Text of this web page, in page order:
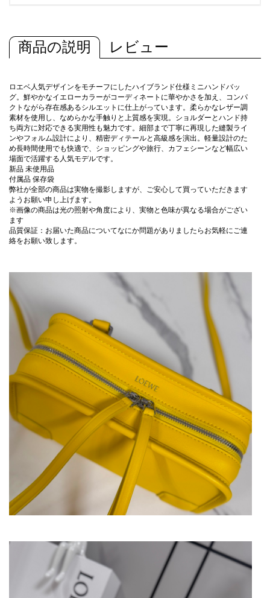
商品の説明 レビュー
ロエベ人気デザインをモチーフにしたハイブランド仕様ミニハンドバッ
グ。鮮やかなイエローカラーがコーディネートに華やかさを加え、コンパ
クトながら存在感あるシルエットに仕上がっています。柔らかなレザー調
素材を使用し、なめらかな手触りと上質感を実現。ショルダーとハンド持
ち両方に対応できる実用性も魅力です。細部まで丁寧に再現した縫製ライ
ンやフォルム設計により、精密ディテールと高級感を演出。軽量設計のた
め長時間使用でも快適で、ショッピングや旅行、カフェシーンなど幅広い
場面で活躍する人気モデルです。
新品 未使用品
付属品 保存袋
弊社が全部の商品は実物を撮影しますが、ご安心して買っていただきます
ようお願い申し上げます。
※画像の商品は光の照射や角度により、実物と色味が異なる場合がござい
ます
品質保証：お届いた商品についてなにか問題がありましたらお気軽にご連
絡をお願い致します。